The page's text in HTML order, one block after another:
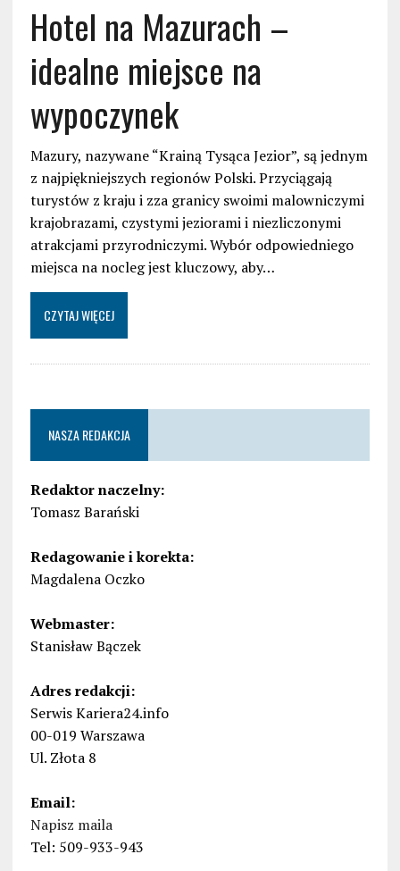
Hotel na Mazurach –
idealne miejsce na
wypoczynek
Mazury, nazywane “Krainą Tysąca Jezior”, są jednym
z najpiękniejszych regionów Polski. Przyciągają
turystów z kraju i zza granicy swoimi malowniczymi
krajobrazami, czystymi jeziorami i niezliczonymi
atrakcjami przyrodniczymi. Wybór odpowiedniego
miejsca na nocleg jest kluczowy, aby…
CZYTAJ WIĘCEJ
NASZA REDAKCJA
Redaktor naczelny:
Tomasz Barański
Redagowanie i korekta:
Magdalena Oczko
Webmaster:
Stanisław Bączek
Adres redakcji:
Serwis Kariera24.info
00-019 Warszawa
Ul. Złota 8
Email:
Napisz maila
Tel: 509-933-943